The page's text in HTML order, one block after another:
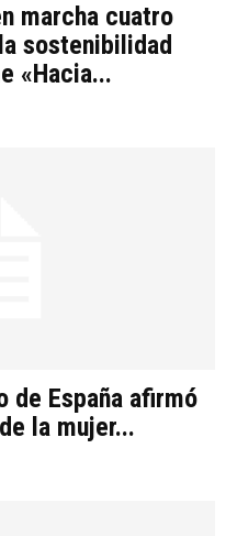
marcha cuatro
sostenibilidad
«Hacia...
de España afirmó
la mujer...